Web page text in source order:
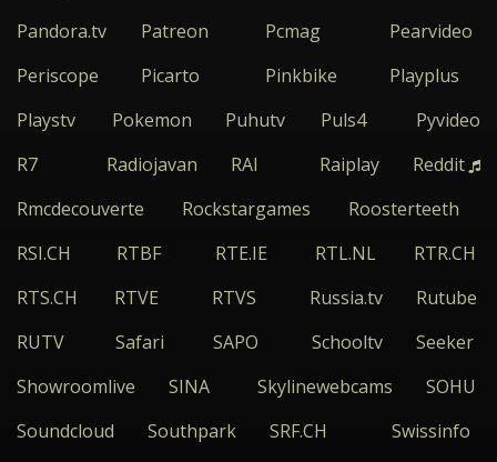
Pandora.tv
Patreon Pcmag
Pearvideo
Periscope
Picarto Pinkbike
Playplus
Playstv
Pokemon Puhutv Puls4
Pyvideo
R7
Radiojavan RAI Raiplay
Reddit
Rmcdecouverte
Rockstargames
Roosterteeth
RSI.CH
RTBF RTE.IE RTL.NL
RTR.CH
RTS.CH
RTVE RTVS Russia.tv
Rutube
RUTV
Safari SAPO Schooltv
Seeker
Showroomlive
SINA Skylinewebcams
SOHU
Soundcloud
Southpark SRF.CH
Swissinfo